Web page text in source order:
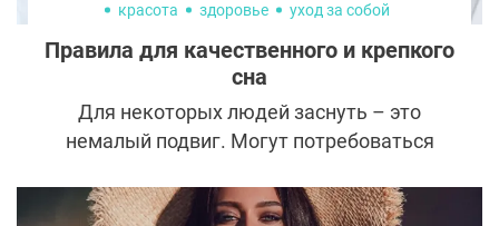
красота здоровье уход за собой
Правила для качественного и крепкого
сна
Для некоторых людей заснуть – это
немалый подвиг. Могут потребоваться
установить правильный распорядок дня.